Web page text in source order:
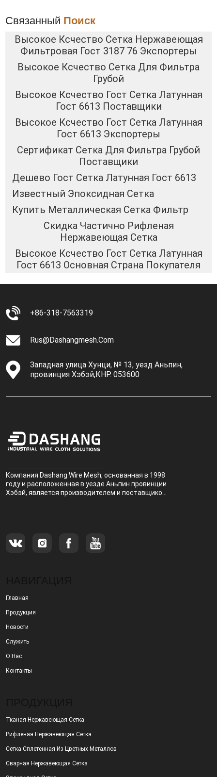
Связанный Поиск
Высокое Ксчество Сетка Нержавеющая
Фильтровая Гост 3187 76 Экспортеры
Высокое Ксчество Сетка Для Фильтра
Грубой
Высокое Ксчество Гост Сетка Латунная
Гост 6613 Поставщики
Высокое Ксчество Гост Сетка Латунная
Гост 6613 Экспортеры
Сертификат Сетка Для Фильтра Грубой
Поставщики
Дешево Гост Сетка Латунная Гост 6613
Известный Эпоксидная Сетка
Купить Металлическая Сетка Фильтр
Скидка Частично Рифленая
Нержавеющая Сетка
Высокое Ксчество Гост Сетка Латунная
Гост 6613 Основная Страна Покупателя
+86-318-7563319
Rus@dashangmesh.com
Западная улица Хунци, № 13, уезд Аньпин,
провинция Хэбэй,КНР. 053600
Компания Dashang Wire Mesh, основанная в 1998
году и расположенная в уезде Аньпин провинции
Хэбэй, является производителем и поставщиком,
Главная
Продукция
Новости
Служить
О Нас
Контакты
Тканая Нержавеющая Сетка
Рифленая Нержавеющая Сетка
Сетка Сплетенная Из Цветных Металлов
Сварная Нержавеющая Сетка